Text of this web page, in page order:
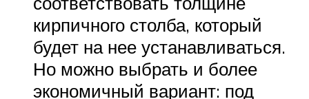
кирпичного столба, который
будет на нее устанавливаться.
Но можно выбрать и более
экономичный вариант: под